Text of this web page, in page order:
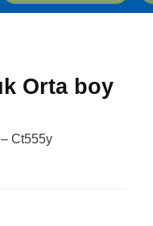
Orta boy
Ct555y